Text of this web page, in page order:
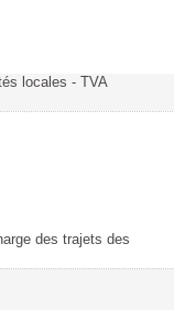
locales - TVA
des trajets des